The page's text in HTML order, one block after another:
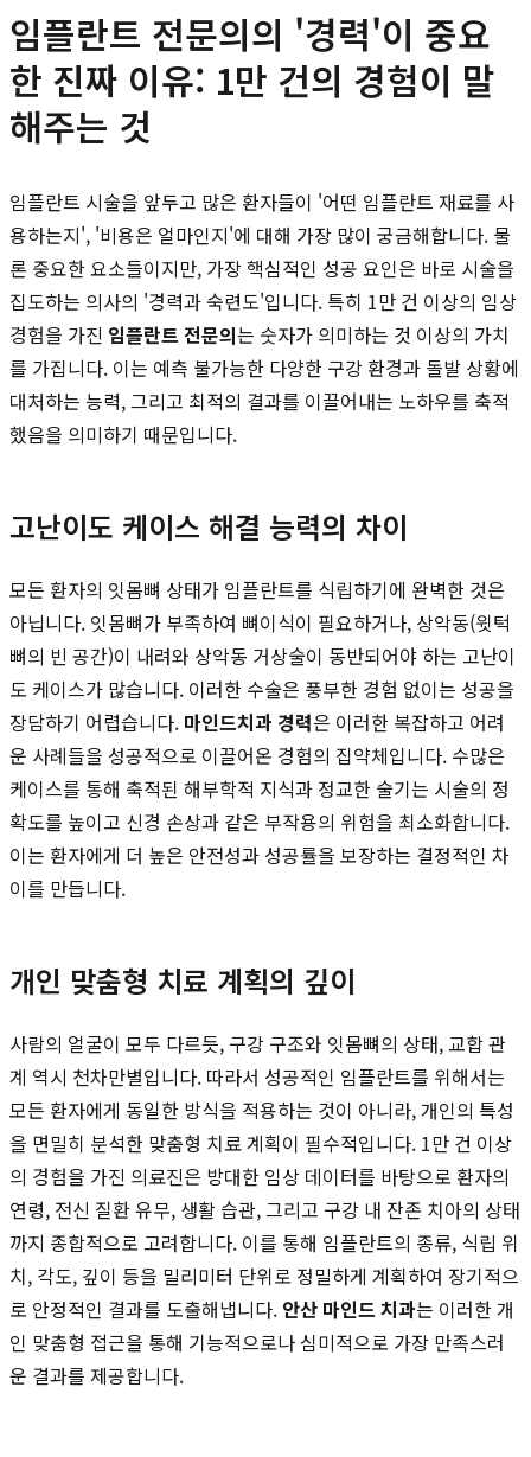
임플란트 전문의의 '경력'이 중요
한 진짜 이유: 1만 건의 경험이 말
해주는 것
임플란트 시술을 앞두고 많은 환자들이 '어떤 임플란트 재료를 사
용하는지', '비용은 얼마인지'에 대해 가장 많이 궁금해합니다. 물
론 중요한 요소들이지만, 가장 핵심적인 성공 요인은 바로 시술을
집도하는 의사의 '경력과 숙련도'입니다. 특히 1만 건 이상의 임상
경험을 가진 임플란트 전문의는 숫자가 의미하는 것 이상의 가치
를 가집니다. 이는 예측 불가능한 다양한 구강 환경과 돌발 상황에
대처하는 능력, 그리고 최적의 결과를 이끌어내는 노하우를 축적
했음을 의미하기 때문입니다.
고난이도 케이스 해결 능력의 차이
모든 환자의 잇몸뼈 상태가 임플란트를 식립하기에 완벽한 것은
아닙니다. 잇몸뼈가 부족하여 뼈이식이 필요하거나, 상악동(윗턱
뼈의 빈 공간)이 내려와 상악동 거상술이 동반되어야 하는 고난이
도 케이스가 많습니다. 이러한 수술은 풍부한 경험 없이는 성공을
장담하기 어렵습니다. 마인드치과 경력은 이러한 복잡하고 어려
운 사례들을 성공적으로 이끌어온 경험의 집약체입니다. 수많은
케이스를 통해 축적된 해부학적 지식과 정교한 술기는 시술의 정
확도를 높이고 신경 손상과 같은 부작용의 위험을 최소화합니다.
이는 환자에게 더 높은 안전성과 성공률을 보장하는 결정적인 차
이를 만듭니다.
개인 맞춤형 치료 계획의 깊이
사람의 얼굴이 모두 다르듯, 구강 구조와 잇몸뼈의 상태, 교합 관
계 역시 천차만별입니다. 따라서 성공적인 임플란트를 위해서는
모든 환자에게 동일한 방식을 적용하는 것이 아니라, 개인의 특성
을 면밀히 분석한 맞춤형 치료 계획이 필수적입니다. 1만 건 이상
의 경험을 가진 의료진은 방대한 임상 데이터를 바탕으로 환자의
연령, 전신 질환 유무, 생활 습관, 그리고 구강 내 잔존 치아의 상태
까지 종합적으로 고려합니다. 이를 통해 임플란트의 종류, 식립 위
치, 각도, 깊이 등을 밀리미터 단위로 정밀하게 계획하여 장기적으
로 안정적인 결과를 도출해냅니다. 안산 마인드 치과는 이러한 개
인 맞춤형 접근을 통해 기능적으로나 심미적으로 가장 만족스러
운 결과를 제공합니다.